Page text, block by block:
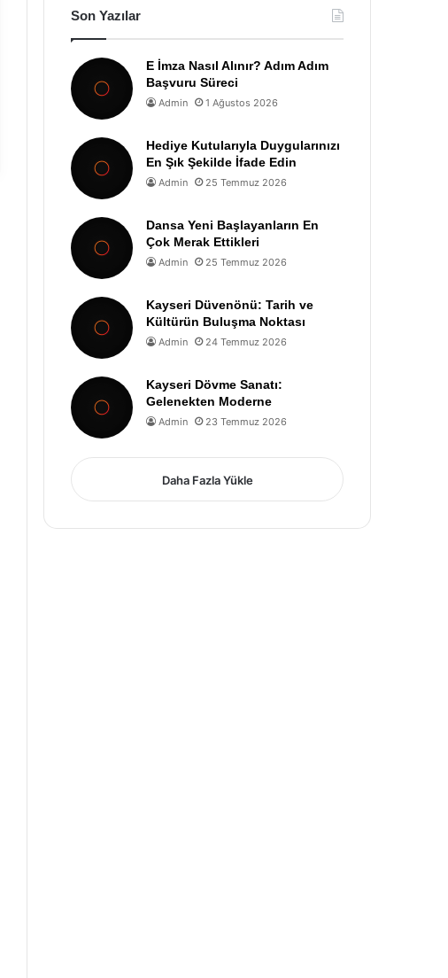
Son Yazılar
E İmza Nasıl Alınır? Adım Adım
Başvuru Süreci
Admin 1 Ağustos 2026
Hediye Kutularıyla Duygularınızı
En Şık Şekilde İfade Edin
Admin 25 Temmuz 2026
Dansa Yeni Başlayanların En
Çok Merak Ettikleri
Admin 25 Temmuz 2026
Kayseri Düvenönü: Tarih ve
Kültürün Buluşma Noktası
Admin 24 Temmuz 2026
Kayseri Dövme Sanatı:
Gelenekten Moderne
Admin 23 Temmuz 2026
Daha Fazla Yükle